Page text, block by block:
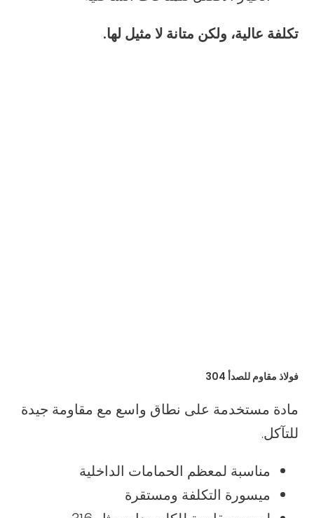
تكلفة عالية، ولكن متانة لا مثيل لها.
فولاذ مقاوم للصدأ 304
مادة مستخدمة على نطاق واسع مع مقاومة جيدة
للتآكل.
مناسبة لمعظم الحمامات الداخلية
ميسورة التكلفة ومستقرة